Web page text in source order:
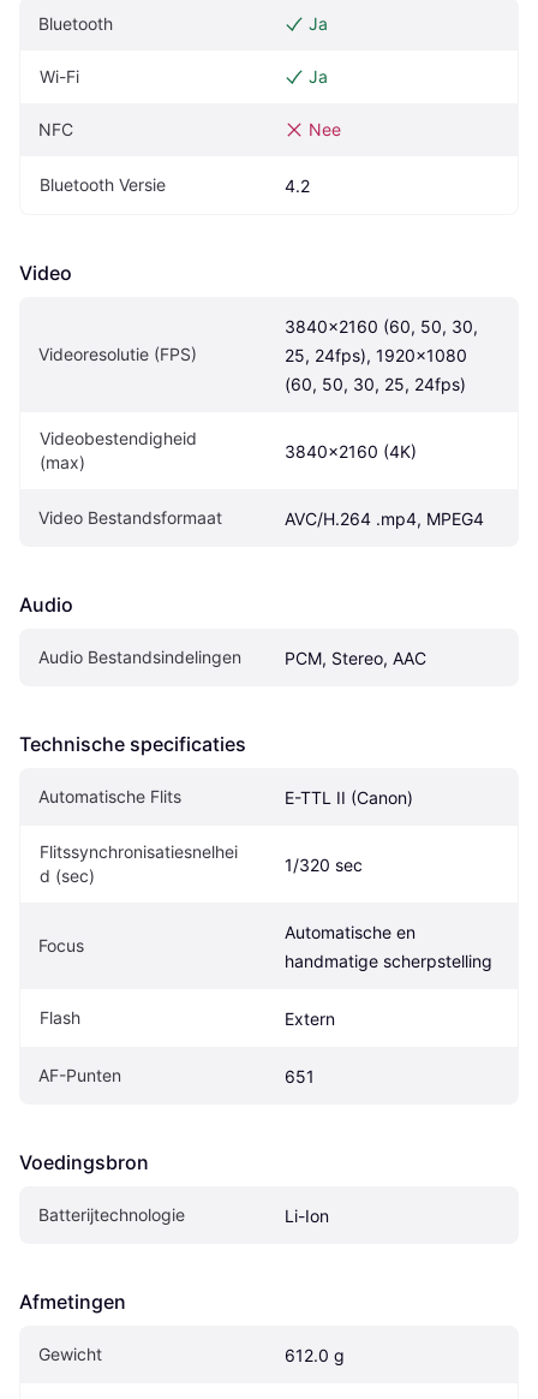
Bluetooth Ja
Wi-Fi Ja
NFC Nee
Bluetooth Versie 4.2
Video
Videoresolutie (FPS)
3840x2160 (60, 50, 30,
25, 24fps), 1920x1080
(60, 50, 30, 25, 24fps)
Videobestendigheid
(max)
3840x2160 (4K)
Video Bestandsformaat AVC/H.264 .mp4, MPEG4
Audio
Audio Bestandsindelingen PCM, Stereo, AAC
Technische specificaties
Automatische Flits E-TTL II (Canon)
Flitssynchronisatiesnelhei
d (sec)
1/320 sec
Focus
Automatische en
handmatige scherpstelling
Flash Extern
AF-Punten 651
Voedingsbron
Batterijtechnologie Li-Ion
Afmetingen
Gewicht 612.0 g